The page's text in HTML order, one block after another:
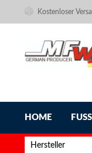
Kostenloser
HOME